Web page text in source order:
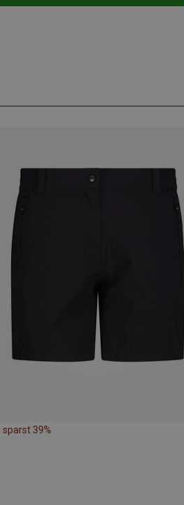
sparst 39%